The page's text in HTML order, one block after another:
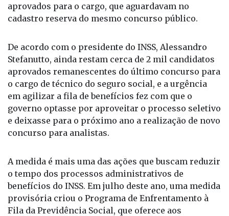
aprovados para o cargo, que aguardavam no
cadastro reserva do mesmo concurso público.
De acordo com o presidente do INSS, Alessandro
Stefanutto, ainda restam cerca de 2 mil candidatos
aprovados remanescentes do último concurso para
o cargo de técnico do seguro social, e a urgência
em agilizar a fila de benefícios fez com que o
governo optasse por aproveitar o processo seletivo
e deixasse para o próximo ano a realização de novo
concurso para analistas.
A medida é mais uma das ações que buscam reduzir
o tempo dos processos administrativos de
benefícios do INSS. Em julho deste ano, uma medida
provisória criou o Programa de Enfrentamento à
Fila da Previdência Social, que oferece aos